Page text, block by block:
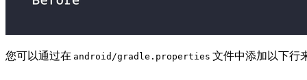
您可以通过在 android/gradle.properties 文件中添加以下行